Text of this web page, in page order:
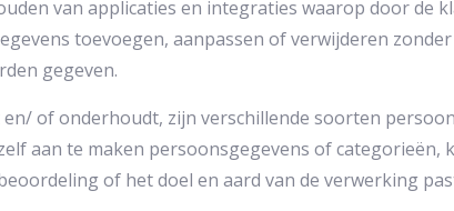
van applicaties en integraties waarop door de
toevoegen, aanpassen of verwijderen
gegeven.
of onderhoudt, zijn verschillende soorten
aan te maken persoonsgegevens of categorieën,
of het doel en aard van de verwerking